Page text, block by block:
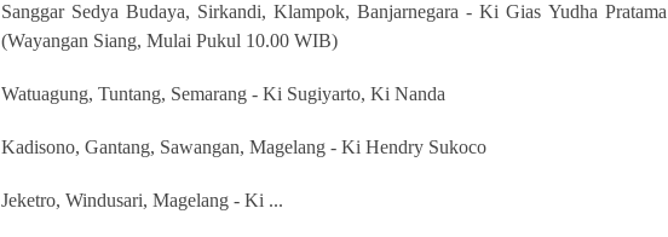
Sanggar Sedya Budaya, Sirkandi, Klampok, Banjarnegara - Ki Gias Yudha Pratama
(Wayangan Siang, Mulai Pukul 10.00 WIB)
Watuagung, Tuntang, Semarang - Ki Sugiyarto, Ki Nanda
Kadisono, Gantang, Sawangan, Magelang - Ki Hendry Sukoco
Jeketro, Windusari, Magelang - Ki ...